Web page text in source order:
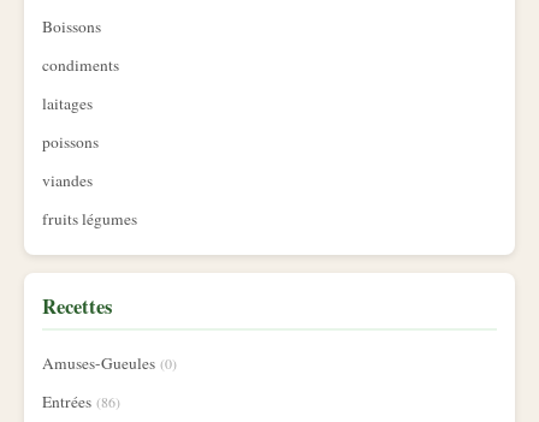
Boissons
condiments
laitages
poissons
viandes
fruits légumes
Recettes
Amuses-Gueules (0)
Entrées (86)